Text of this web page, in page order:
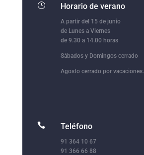
} Horario de verano
A partir del 15 de junio
de Lunes a Viernes
de 9.30 a 14.00 horas
Sábados y Domingos cerrado
Agosto cerrado por vacaciones.
 Teléfono
91 364 10 67
91 366 66 88